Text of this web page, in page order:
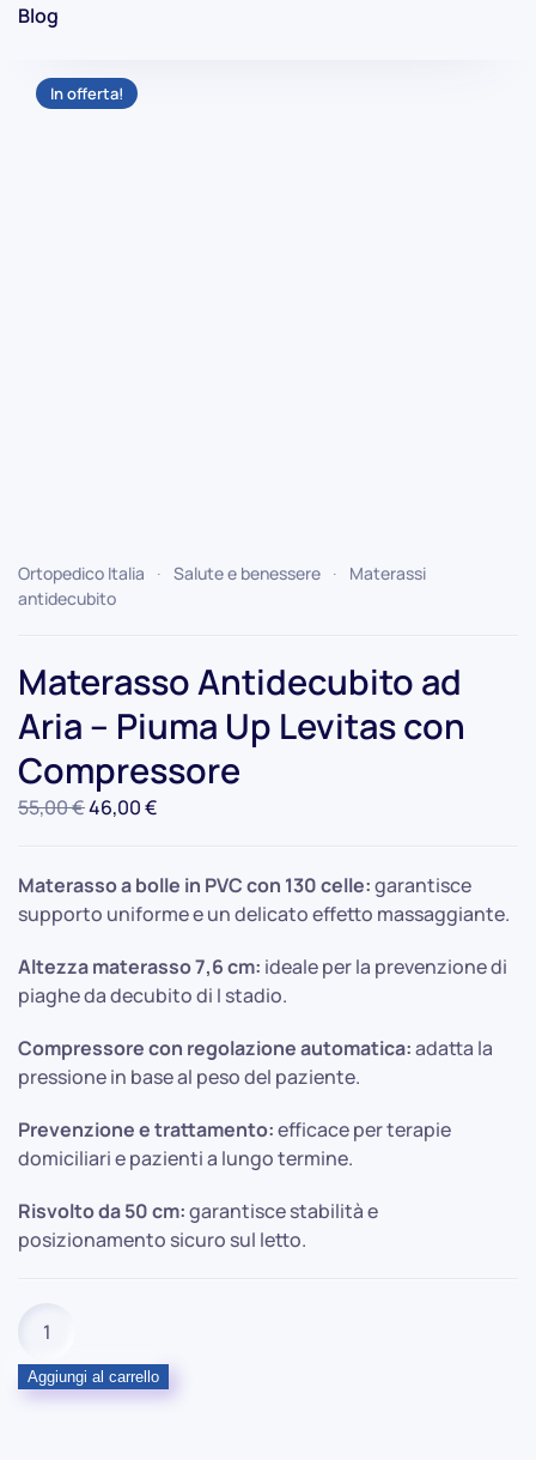
Blog
In offerta!
Ortopedico Italia Salute e benessere
Materassi
antidecubito
Materasso Antidecubito ad
Aria – Piuma Up Levitas con
Compressore
55,00€Il
era:
55,00 €.
46,00€
è:
46,00 €.
Materasso a bolle in PVC con 130 celle:garantisce
supporto uniforme e un delicato effetto massaggiante.
Altezza materasso 7,6 cm: ideale per la prevenzione di
piaghe da decubito di I stadio.
Compressore con regolazione automatica:adatta la
pressione in base al peso del paziente.
Prevenzione e trattamento:efficace per terapie
domiciliari e pazienti a lungo termine.
Risvolto da 50 cm:garantisce stabilità e
posizionamento sicuro sul letto.
Antidecubito
ad
Aria
Aggiungi al carrello